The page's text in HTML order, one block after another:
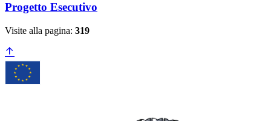
Progetto Esecutivo
Visite alla pagina: 319